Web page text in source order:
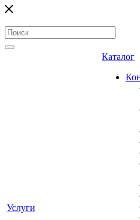
Услуги
Каталог